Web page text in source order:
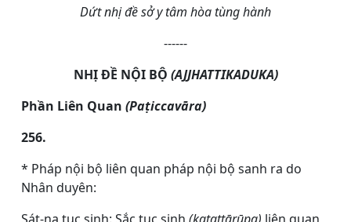
Dứt nhị đề sở y tâm hòa tùng hành
------
NHỊ ĐỀ NỘI BỘ (AJJHATTIKADUKA)
Phần Liên Quan (Paṭiccavāra)
256.
* Pháp nội bộ liên quan pháp nội bộ sanh ra do
Nhân duyên: